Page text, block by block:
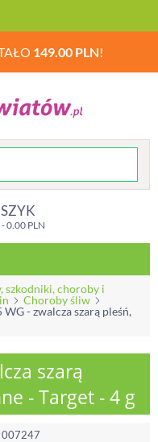
149.00 PLN!
0.00PLN
szkodniki, choroby i
Choroby śliw
- zwalcza szarą pleśń,
szarą
- Target - 4 g
007247